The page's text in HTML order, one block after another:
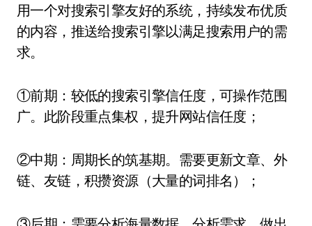
用一个对搜索引擎友好的系统，持续发布优质
的内容，推送给搜索引擎以满足搜索用户的需
求。
①前期：较低的搜索引擎信任度，可操作范围
广。此阶段重点集权，提升网站信任度；
②中期：周期长的筑基期。需要更新文章、外
链、友链，积攒资源（大量的词排名）；